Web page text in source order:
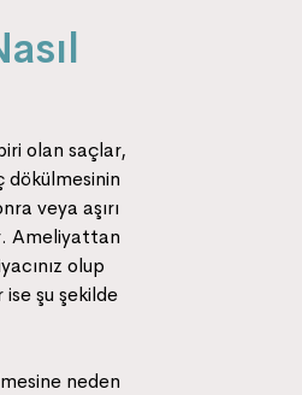
olan saçlar,
dökülmesinin
veya aşırı
Ameliyattan
olup
şu şekilde
neden